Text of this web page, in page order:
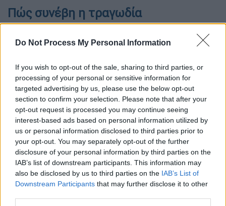
Do Not Process My Personal Information
If you wish to opt-out of the sale, sharing to third parties, or
processing of your personal or sensitive information for
targeted advertising by us, please use the below opt-out
section to confirm your selection. Please note that after your
opt-out request is processed you may continue seeing
interest-based ads based on personal information utilized by
us or personal information disclosed to third parties prior to
your opt-out. You may separately opt-out of the further
disclosure of your personal information by third parties on the
IAB’s list of downstream participants. This information may
also be disclosed by us to third parties on the IAB’s List of
Downstream Participants that may further disclose it to other
Πώς συνέβη η τραγωδία
, το κοριτσάκι μαζί με
τη γιαγιά της είχε πάει σε παιδικό πάρτι σε
Κάτω από αδιευκρίνιστες συνθήκες έπεσε
στην πισίνα και πνίγηκε. Αμέσως όσοι ήταν
εκεί προσπάθησαν να βγάλουν την 3χρονη
από την πισίνα αλλά ήταν αργά.
Σύμφωνα με τη rodiaki.gr, το μικρό κοριτσάκι
ανασύρθηκε χωρίς τις αισθήσεις του από την
πισίνα. Αμέσως ειδοποιήθηκε το ΕΚΑΒ που
έφθασε στο σημείο μέσα σε ελάχιστα λεπτά,
με τους διασώστεςνα ξεκινούν
παρατεταμένη διαδικασία ανάνηψης του